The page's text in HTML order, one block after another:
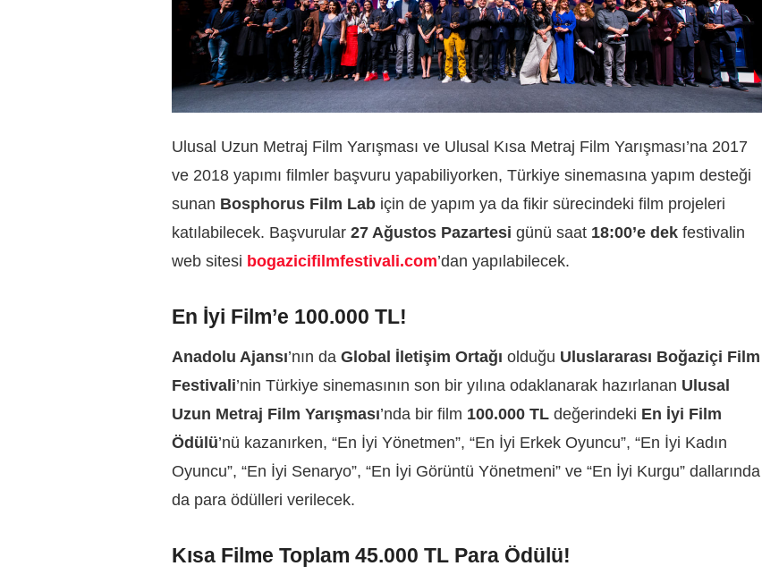
Ulusal Uzun Metraj Film Yarışması ve Ulusal Kısa Metraj Film Yarışması’na 2017
ve 2018 yapımı filmler başvuru yapabiliyorken, Türkiye sinemasına yapım desteği
sunan Bosphorus Film Lab için de yapım ya da fikir sürecindeki film projeleri
katılabilecek. Başvurular 27 Ağustos Pazartesi günü saat 18:00’e dek festivalin
web sitesi bogazicifilmfestivali.com’dan yapılabilecek.
En İyi Film’e 100.000 TL!
Anadolu Ajansı’nın da Global İletişim Ortağı olduğu Uluslararası Boğaziçi Film
Festivali’nin Türkiye sinemasının son bir yılına odaklanarak hazırlanan Ulusal
Uzun Metraj Film Yarışması’nda bir film 100.000 TL değerindeki En İyi Film
Ödülü’nü kazanırken, “En İyi Yönetmen”, “En İyi Erkek Oyuncu”, “En İyi Kadın
Oyuncu”, “En İyi Senaryo”, “En İyi Görüntü Yönetmeni” ve “En İyi Kurgu” dallarında
da para ödülleri verilecek.
Kısa Filme Toplam 45.000 TL Para Ödülü!